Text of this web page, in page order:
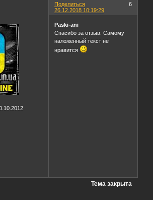
Поделиться
6
26.12.2018 10:19:29
Paski-ani
Спасибо за отзыв. Самому
наложенный текст не
нравится
Тема закрыта